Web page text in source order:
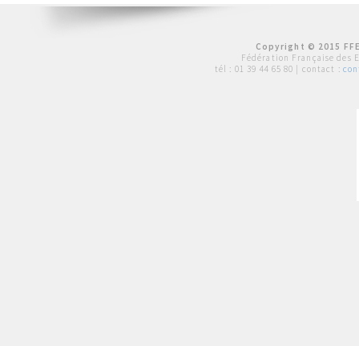
Copyright © 2015
Fédération Française des
tél : 01 39 44 65 80 | contact :